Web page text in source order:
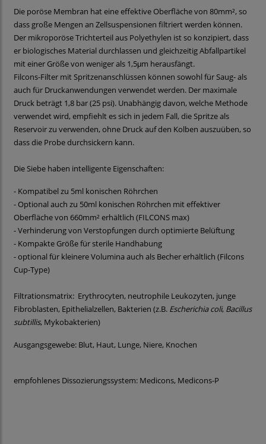
Die poröse Membran hat eine effektive Oberfläche von 80mm², so
dass große Mengen an Zellsuspensionen filtriert werden können.
Der mikroporöse Trichterteil aus Polyethylen ist so konzipiert, dass
er biologisches Material durchlassen und gleichzeitig Abfallpartikel
mit einer Größe von weniger als 1,5μm herausfängt.
Filcons-Filter mit Spritzenanschlüssen können sowohl für Saug- als
auch für Druckanwendungen verwendet werden. Der maximale
Druck beträgt 1,8 bar (25 psi). Unabhängig davon, welche Methode
verwendet wird, empfiehlt es sich in jedem Fall, die Spritze als
Reservoir zu verwenden, ohne Druck auf den Kolben auszuüben, so
dass die Probe durchsickern kann.
Die Siebe haben intelligente Eigenschaften:
- Kompatibel zu 5ml konischen Röhrchen
- Optional auch zu 50ml konischen Röhrchen mit effektiver
Oberfläche von 660mm² erhältlich (FILCONS max)
- Verhinderung von Verstopfungen durch optimierte Belüftung
- Kompakte Größe für sterile Handhabung
- optional für kleinere Volumina auch als Becher erhältlich (Filcons
Cup-Type)
Filtrationsmatrix: Erythrocyten, neutrophile Leukozyten, junge
Fibroblasten, Epithelialzellen, Bakterien (z.B. Escherichia coli, Bacillus
subtillis, Mykobakterien)
Ausgangsgewebe: Blut, Haut, Lunge, Niere, Knochen
empfohlenes Dissozierungssystem: Medicons, Medicons-P